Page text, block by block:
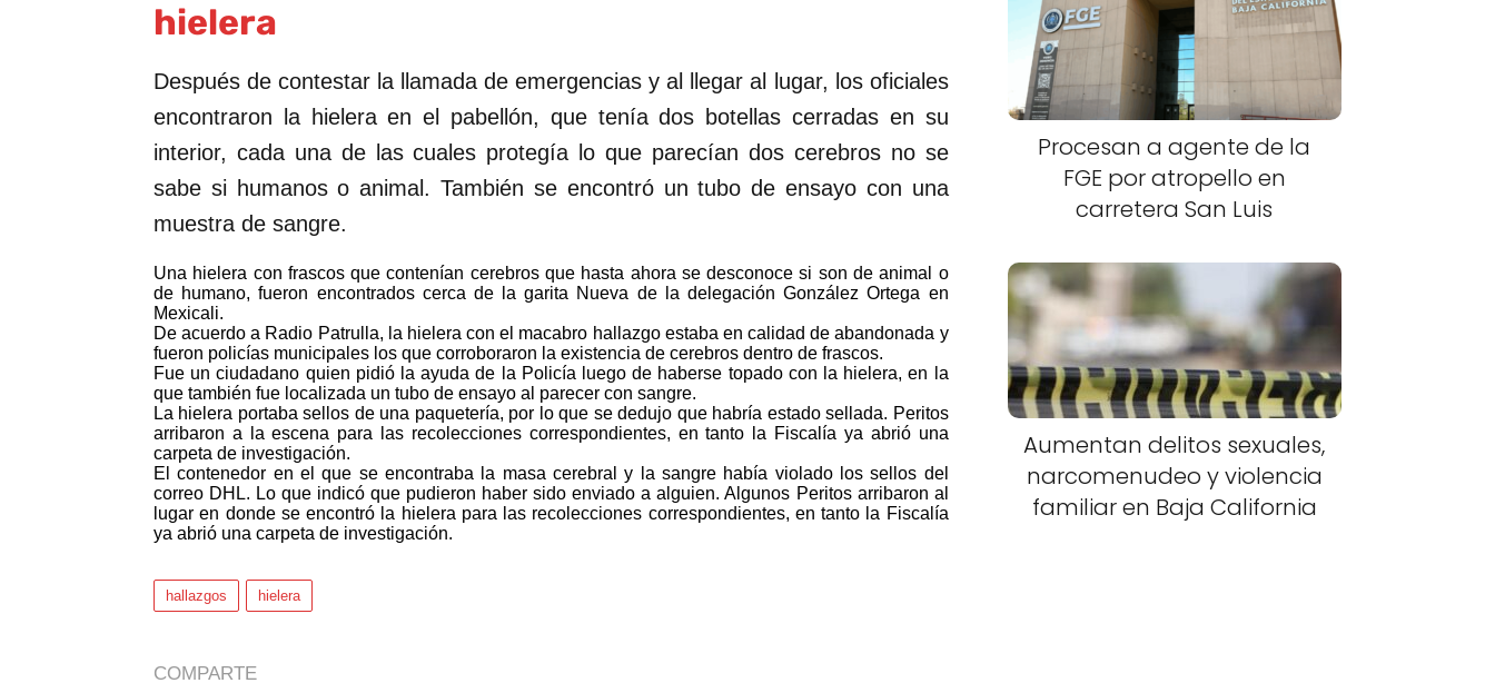
hielera
Después de contestar la llamada de emergencias y al llegar al lugar, los oficiales
encontraron la hielera en el pabellón, que tenía dos botellas cerradas en su
interior, cada una de las cuales protegía lo que parecían dos cerebros no se
sabe si humanos o animal. También se encontró un tubo de ensayo con una
muestra de sangre.
Una hielera con frascos que contenían cerebros que hasta ahora se desconoce si son de animal o
de humano, fueron encontrados cerca de la garita Nueva de la delegación González Ortega en
Mexicali.
De acuerdo a Radio Patrulla, la hielera con el macabro hallazgo estaba en calidad de abandonada y
fueron policías municipales los que corroboraron la existencia de cerebros dentro de frascos.
Fue un ciudadano quien pidió la ayuda de la Policía luego de haberse topado con la hielera, en la
que también fue localizada un tubo de ensayo al parecer con sangre.
La hielera portaba sellos de una paquetería, por lo que se dedujo que habría estado sellada. Peritos
arribaron a la escena para las recolecciones correspondientes, en tanto la Fiscalía ya abrió una
carpeta de investigación.
El contenedor en el que se encontraba la masa cerebral y la sangre había violado los sellos del
correo DHL. Lo que indicó que pudieron haber sido enviado a alguien. Algunos Peritos arribaron al
lugar en donde se encontró la hielera para las recolecciones correspondientes, en tanto la Fiscalía
ya abrió una carpeta de investigación.
hallazgos hielera
COMPARTE
Procesan a agente de la
FGE por atropello en
carretera San Luis
Aumentan delitos sexuales,
narcomenudeo y violencia
familiar en Baja California